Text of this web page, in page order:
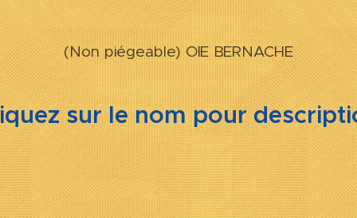
(Non piégeable) OIE BERNACHE
sur le nom pour